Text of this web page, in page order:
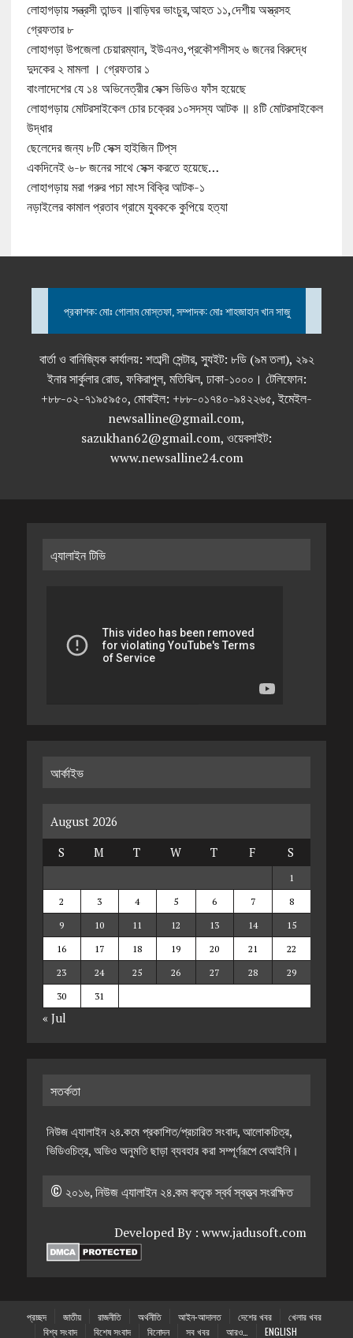
লোহাগড়ায় সন্ত্রসী তান্ডব ॥বাড়িঘর ভাংচুর,আহত ১১,দেশীয় অস্ত্রসহ
গ্রেফতার ৮
লোহাগড়া উপজেলা চেয়ারম্যান, ইউএনও,প্রকৌশলীসহ ৬ জনের বিরুদ্ধে
দুদকের ২ মামলা । গ্রেফতার ১
বাংলাদেশের যে ১৪ অভিনেত্রীর সেক্স ভিডিও ফাঁস হয়েছে
লোহাগড়ায় মোটরসাইকেল চোর চক্রের ১০সদস্য আটক ॥ ৪টি মোটরসাইকেল
উদ্ধার
ছেলেদের জন্য ৮টি সেক্স হাইজিন টিপ্‌স
একদিনেই ৬-৮ জনের সাথে সেক্স করতে হয়েছে…
লোহাগড়ায় মরা গরুর পচা মাংস বিক্রি আটক-১
নড়াইলের কামাল প্রতাব গ্রামে যুবককে কুপিয়ে হত্যা
প্রকাশক: মোঃ গোলাম মোস্তফা, সম্পাদক: মোঃ শাহজাহান খান সাজু
বার্তা ও বানিজ্যিক কার্যালয়: শতাব্দী সেন্টার, স্যুইট: ৮ডি (৯ম তলা), ২৯২
ইনার সার্কুলার রোড, ফকিরাপুল, মতিঝিল, ঢাকা-১০০০। টেলিফোন:
+৮৮-০২-৭১৯৫৯৫০, মোবাইল: +৮৮-০১৭৪০-৯৪২২৬৫, ইমেইল-
newsalline@gmail.com,
sazukhan62@gmail.com, ওয়েবসাইট:
www.newsalline24.com
এ্যালাইন টিভি
আর্কাইভ
August 2026
S
M T W T F S
1
2
3 4 5 6 7
8
9
10 11 12 13 14
15
16
17 18 19 20 21
22
23
24 25 26 27 28
29
30
31
« Jul
সতর্কতা
নিউজ এ্যালাইন ২৪.কমে প্রকাশিত/প্রচারিত সংবাদ, আলোকচিত্র,
ভিডিওচিত্র, অডিও অনুমতি ছাড়া ব্যবহার করা সম্পূর্ণরূপে বেআইনি।
© ২০১৬, নিউজ এ্যালাইন ২৪.কম কতৃক স্বর্ব স্বত্ত্ব সংরক্ষিত
Developed By :www.jadusoft.com
প্রচ্ছদ জাতীয় রাজনীতি অর্থনীতি আইন-আদালত দেশের খবর
খেলার খবর
বিশ্ব সংবাদ
বিশেষ সংবাদ বিনোদন সব খবর আরও… ENGLISH